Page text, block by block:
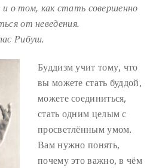
и о том, как стать совершенно
от неведения.
Рибуш.
Буддизм учит тому, что
вы можете стать буддой,
можете соединиться,
стать одним целым с
просветлённым умом.
Вам нужно понять,
почему это важно, в чём